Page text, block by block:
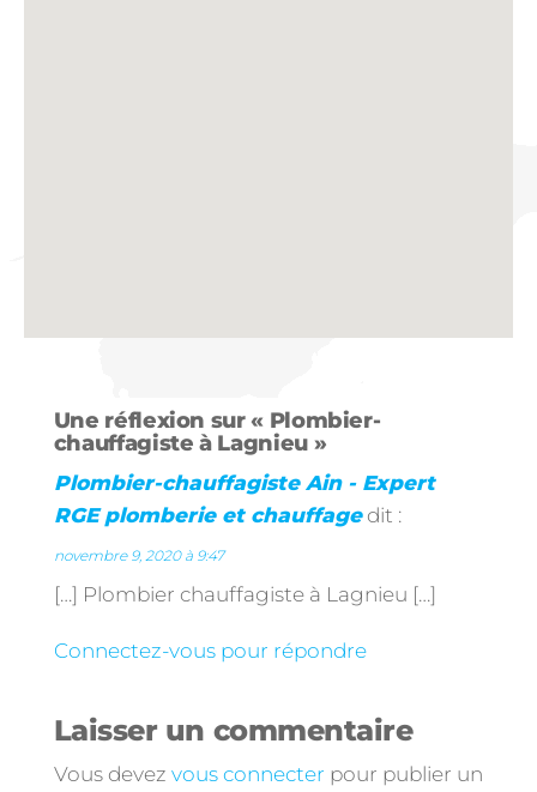
Une réflexion sur « Plombier-
chauffagiste à Lagnieu »
Plombier-chauffagiste Ain - Expert
RGE plomberie et chauffage dit :
novembre 9, 2020 à 9:47
[…] Plombier chauffagiste à Lagnieu […]
Connectez-vous pour répondre
Laisser un commentaire
Vous devez vous connecter pour publier un